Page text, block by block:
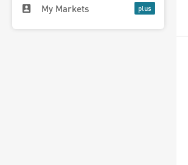
My Markets